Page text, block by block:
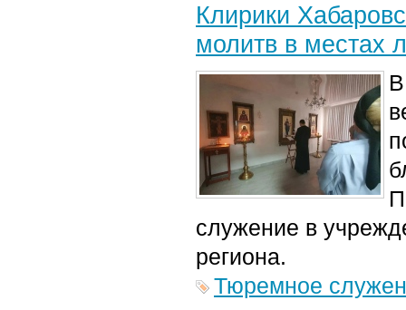
Клирики
молитв в местах
служение в
региона.
Тюремное